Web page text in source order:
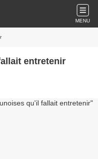
MENU
entretenir